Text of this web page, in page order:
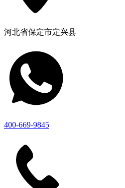
河北省保定市定兴县
400-669-9845